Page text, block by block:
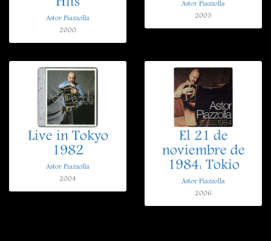
Astor Piazzolla
2000
Astor Piazzolla
2003
Live in Tokyo
1982
Astor Piazzolla
2004
El 21 de
noviembre de
1984: Tokio
Astor Piazzolla
2006